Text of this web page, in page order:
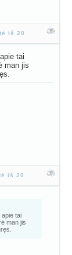
iš 20
tai
man jis
iš 20
tai
man jis